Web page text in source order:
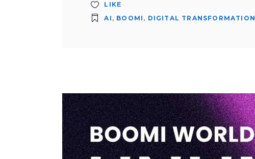
LIKE
AI , BOOMI , DIGITAL TRANSFORMATION